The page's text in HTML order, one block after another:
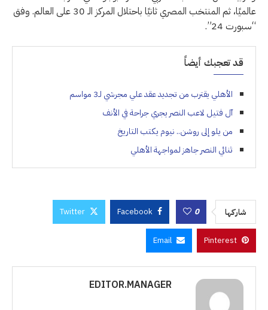
عالميًا، ثم المنتخب المصري ثانيًا باحتلال المركز الـ 30 على العالم. وفق
“سبورت 24”.
قد تعجبك أيضاً
الأهلي يقترب من تجديد عقد علي مجرشي لـ3 مواسم
آل فتيل لاعب النصر يجري جراحة في الأنف
من يلو إلى روشن.. نيوم يكتب التاريخ
ثنائي النصر جاهز لمواجهة الأهلي
شاركها 0
Facebook
Twitter
Pinterest
Email
EDITOR.MANAGER